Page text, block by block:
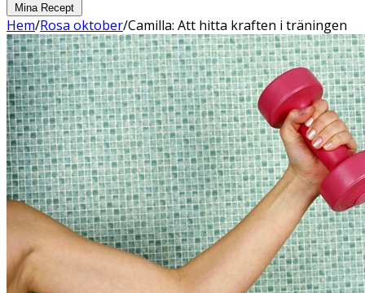
Mina Recept
Hem/Rosa oktober/Camilla: Att hitta kraften i träningen